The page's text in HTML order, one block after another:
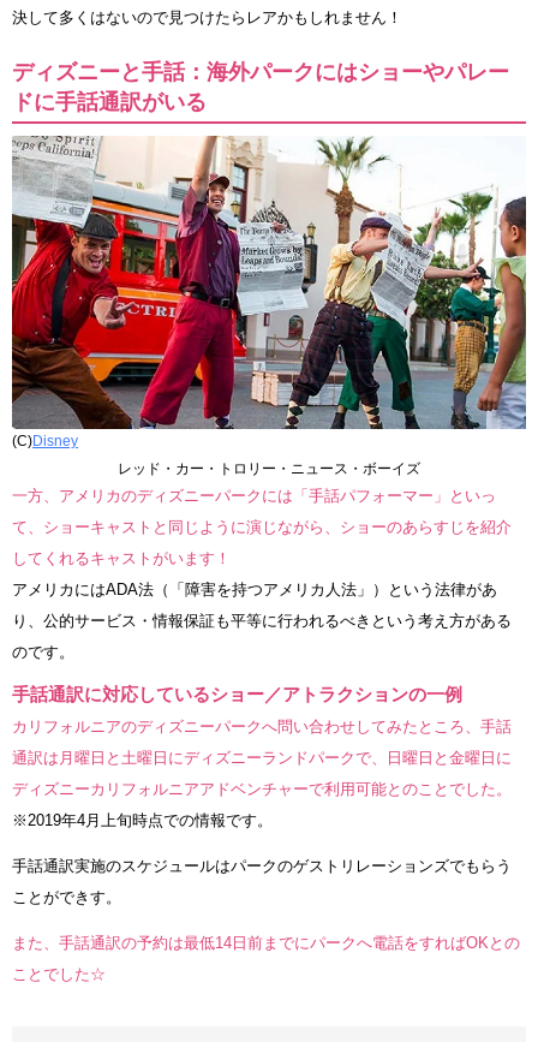
決して多くはないので見つけたらレアかもしれません！
ディズニーと手話：海外パークにはショーやパレー
ドに手話通訳がいる
(C)Disney
レッド・カー・トロリー・ニュース・ボーイズ
一方、アメリカのディズニーパークには「手話パフォーマー」といっ
て、ショーキャストと同じように演じながら、ショーのあらすじを紹介
してくれるキャストがいます！
アメリカにはADA法（「障害を持つアメリカ人法」）という法律があ
り、公的サービス・情報保証も平等に行われるべきという考え方がある
のです。
手話通訳に対応しているショー／アトラクションの一例
カリフォルニアのディズニーパークへ問い合わせしてみたところ、手話
通訳は月曜日と土曜日にディズニーランドパークで、日曜日と金曜日に
ディズニーカリフォルニアアドベンチャーで利用可能とのことでした。
※2019年4月上旬時点での情報です。
手話通訳実施のスケジュールはパークのゲストリレーションズでもらう
ことができす。
また、手話通訳の予約は最低14日前までにパークへ電話をすればOKとの
ことでした☆